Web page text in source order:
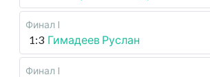
Финал I
1:3 Гимадеев Руслан
Финал I